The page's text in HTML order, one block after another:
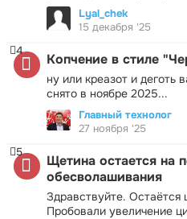
Lyal_chek
15 декабря '25
Копчение в стиле
ну или креазот и
снято в ноябре 2025...
4
Главный технолог
27 ноября '25
Щетина остается на
обесволашивания
Здравствуйте.
Пробовали увеличение
5